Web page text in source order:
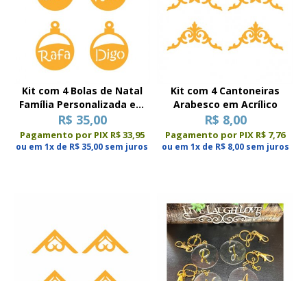
Kit com 4 Bolas de Natal
Família Personalizada em
Acrílico Espelhado Modelo
Meia Lua
R$ 35,00
Pagamento por PIX R$ 33,95
ou em 1x de R$ 35,00 sem juros
Kit com 4 Cantoneiras
Arabesco em Acrílico
R$ 8,00
Pagamento por PIX R$ 7,76
ou em 1x de R$ 8,00 sem juros